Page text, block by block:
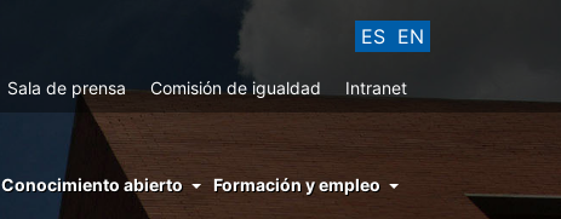
ES EN
Sala de prensa Comisión de igualdad Intranet
menu
Conocimiento abierto Formación y empleo